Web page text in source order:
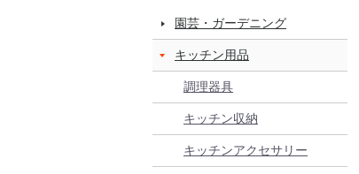
園芸・ガーデニング
キッチン用品
調理器具
キッチン収納
キッチンアクセサリー